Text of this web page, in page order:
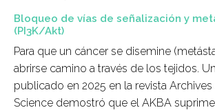
Bloqueo de vías de señalización y
(PI3K/Akt)
Para que un cáncer se disemine
abrirse camino a través de los tejidos.
publicado en 2025 en la revista
Science demostró que el AKBA